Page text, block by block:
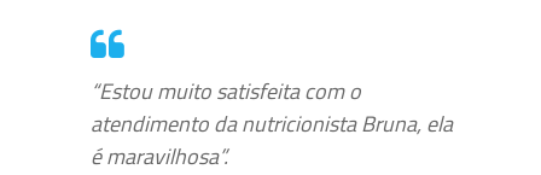
“Estou muito satisfeita com o
atendimento da nutricionista Bruna, ela
é maravilhosa”.